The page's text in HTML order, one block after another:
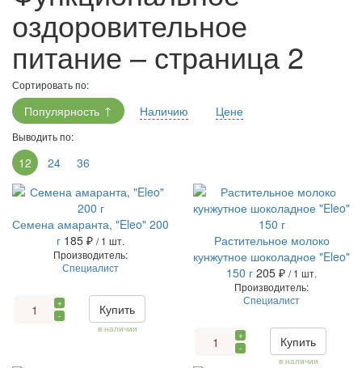
оздоровительное
питание – страница 2
Сортировать по:
Популярность Наличию Цене
Выводить по:
12 24 36
Семена амаранта, "Eleo" 200
г 185 ₽ / 1 шт.
Производитель:
Специалист
+
-
Купить
в наличии
Растительное молоко
кунжутное шоколадное "Eleo"
150 г 205 ₽ / 1 шт.
Производитель:
Специалист
+
-
Купить
в наличии